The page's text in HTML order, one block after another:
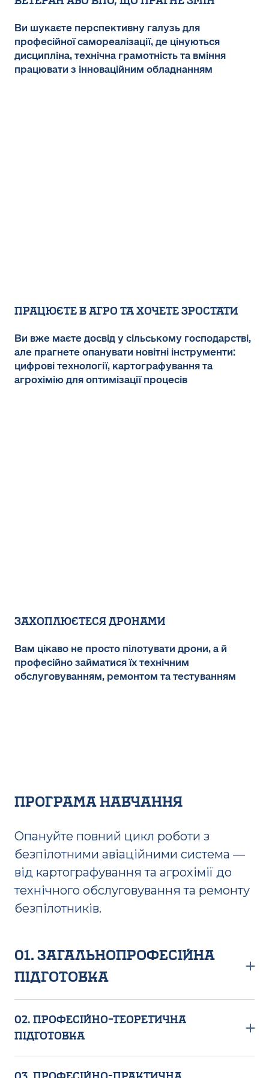
Ви шукаєте перспективну галузь для
професійної самореалізації, де цінуються
дисципліна, технічна грамотність та вміння
працювати з інноваційним обладнанням
Працюєте в агро та хочете зростати
Ви вже маєте досвід у сільському господарстві,
але прагнете опанувати новітні інструменти:
цифрові технології, картографування та
агрохімію для оптимізації процесів
Захоплюєтеся дронами
Вам цікаво не просто пілотувати дрони, а й
професійно займатися їх технічним
обслуговуванням, ремонтом та тестуванням
програма навчання
Опануйте повний цикл роботи з
безпілотними авіаційними система —
від картографування та агрохімії до
технічного обслуговування та ремонту
безпілотників.
01. Загальнопрофесійна
підготовка
● Охорона праці та безпека життєдіяльності
02. Професійно–теоретична
підготовка